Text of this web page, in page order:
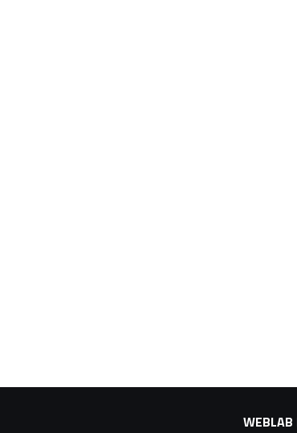
WEBLAB